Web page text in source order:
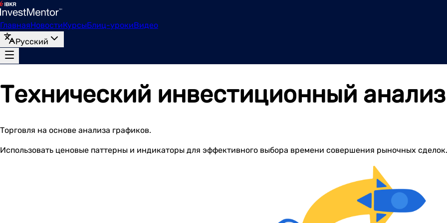
ГлавнаяНовостиКурсыБлиц-урокиВидео
Русский
Технический инвестиционный анализ
Торговля на основе анализа графиков.
Использовать ценовые паттерны и индикаторы для эффективного выбора времени совершения рыночных сделок.